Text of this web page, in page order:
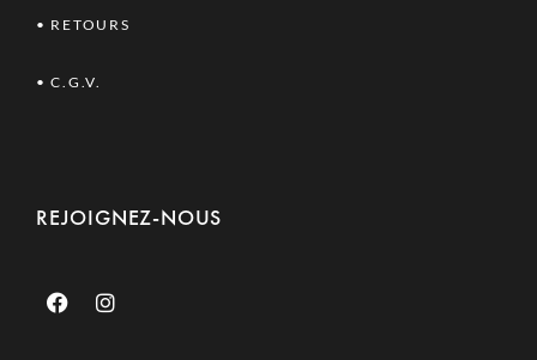
• RETOURS
•C.G.V.
REJOIGNEZ-NOUS